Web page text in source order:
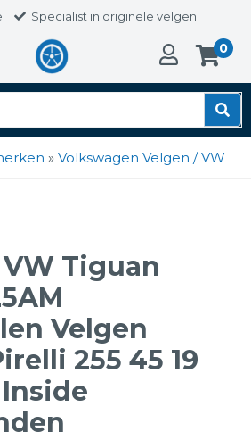
Specialist in originele velgen
0
» Volkswagen Velgen / VW
Tiguan
Velgen
255 45 19
Inside